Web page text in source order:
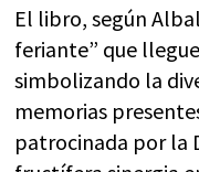
El libro, según
feriante” que
simbolizando la
memorias
patrocinada por la